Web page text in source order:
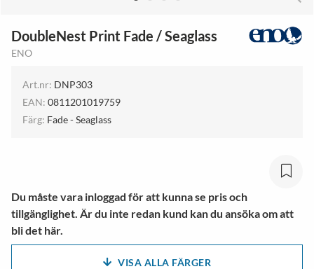
DoubleNest Print Fade / Seaglass
ENO
Art.nr: DNP303
EAN: 0811201019759
Färg: Fade - Seaglass
Du måste vara inloggad för att kunna se pris och
tillgänglighet. Är du inte redan kund kan du ansöka om att
bli det här.
VISA ALLA FÄRGER